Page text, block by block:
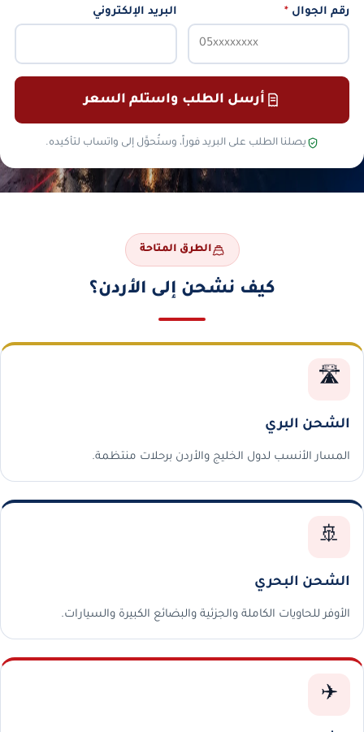
رقم الجوال * البريد الإلكتروني
أرسل الطلب واستلم السعر
يصلنا الطلب على البريد فوراً، وستُحوَّل إلى واتساب لتأكيده.
الطرق المتاحة
كيف نشحن إلى الأردن؟
🛣️
الشحن البري
المسار الأنسب لدول الخليج والأردن برحلات منتظمة.
🚢
الشحن البحري
الأوفر للحاويات الكاملة والجزئية والبضائع الكبيرة والسيارات.
✈️